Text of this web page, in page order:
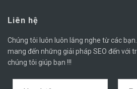
Liên hệ
Chúng tôi luôn luôn lắng nghe từ các
mang đến những giải pháp SEO đến với
chúng tôi giúp bạn !!!